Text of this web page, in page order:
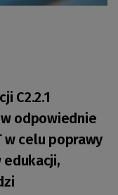
C2.2.1
odpowiednie
w celu poprawy